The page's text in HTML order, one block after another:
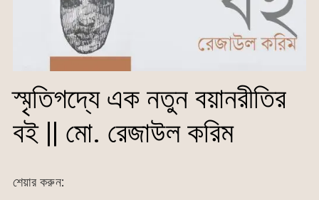
স্মৃতিগদ্যে এক নতুন বয়ানরীতির
বই || মো. রেজাউল করিম
শেয়ার করুন: